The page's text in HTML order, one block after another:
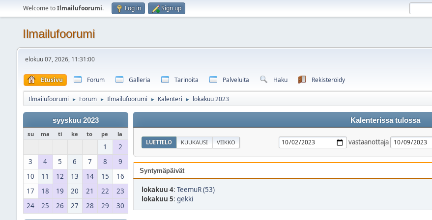
Welcome toIlmailufoorumi. Log in Sign up
Ilmailufoorumi
elokuu 07, 2026, 11:31:00
Etusivu Forum Galleria Tarinoita Palveluita Haku Rekisteröidy
Ilmailufoorumi ► Forum ► Ilmailufoorumi ► Kalenteri ► lokakuu 2023
syyskuu 2023
su ma ti ke to pe la
1
2
3
4 5 6 7 8
9
10
11 12 13 14 15
16
17
18 19 20 21 22
23
24
25 26 27 28 29 30
Kalenterissa tulossa
LUETTELO KUUKAUSI VIIKKO vastaanottaja
Syntymäpäivät
lokakuu 4: TeemuR (53)
lokakuu 5: gekki